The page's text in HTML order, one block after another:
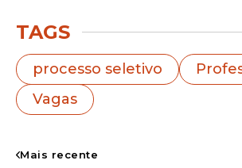
de Prefeiturapelo nosso
Entrar no canal
para o cargo de
TAGS
processo seletivo
Vagas
Mais recente